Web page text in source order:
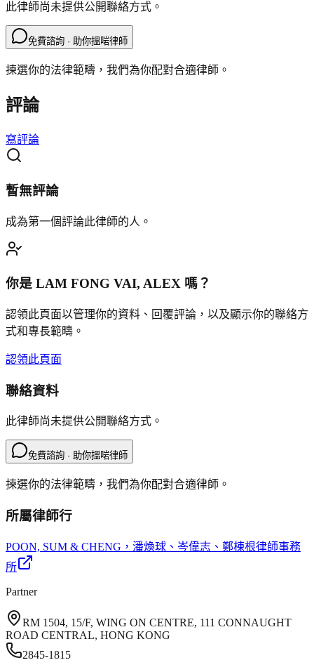
此律師尚未提供公開聯絡方式。
免費諮詢 · 助你搵啱律師
揀選你的法律範疇，我們為你配對合適律師。
評論
寫評論
暫無評論
成為第一個評論此律師的人。
你是 LAM FONG VAI, ALEX 嗎？
認領此頁面以管理你的資料、回覆評論，以及顯示你的聯絡方
式和專長範疇。
認領此頁面
聯絡資料
此律師尚未提供公開聯絡方式。
免費諮詢 · 助你搵啱律師
揀選你的法律範疇，我們為你配對合適律師。
所屬律師行
POON, SUM & CHENG ，潘煥球、岑偉志、鄭棟根律師事務
所
Partner
RM 1504, 15/F, WING ON CENTRE, 111 CONNAUGHT
ROAD CENTRAL, HONG KONG
2845-1815